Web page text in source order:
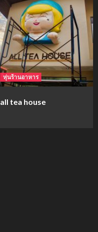
หุ่นร้านอาหาร
all tea house